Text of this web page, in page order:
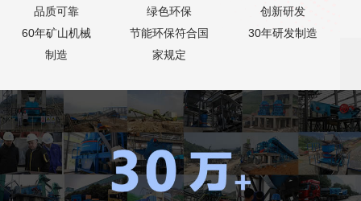
品质可靠
60年矿山机械
制造
绿色环保
节能环保符合国
家规定
创新研发
30年研发制造